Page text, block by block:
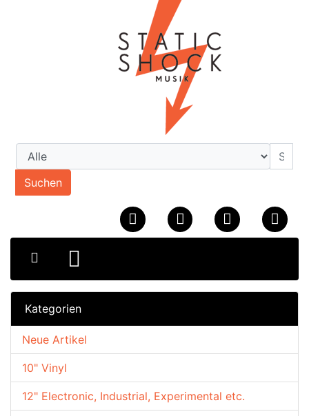
Suchen
Kategorien
10" Vinyl
12" Electronic, Industrial, Experimental etc.
Neue Artikel